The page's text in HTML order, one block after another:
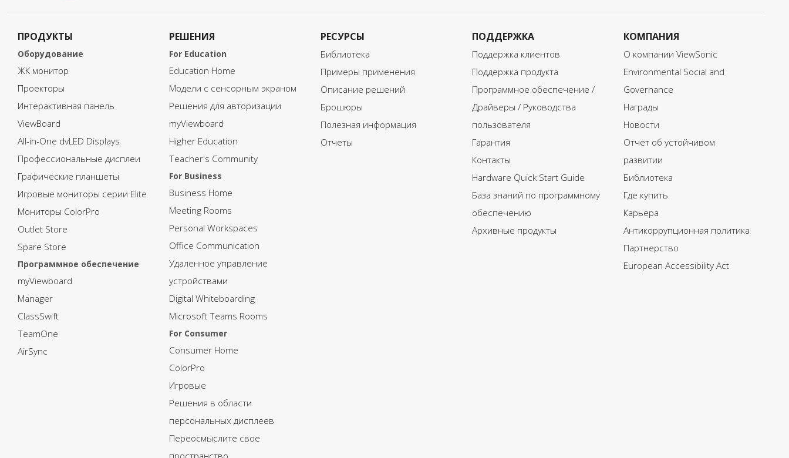
ПРОДУКТЫ
Оборудование
ЖК монитор
Проекторы
Интерактивная панель
ViewBoard
All-in-One dvLED Displays
Профессиональные дисплеи
Графические планшеты
Игровые мониторы серии Elite
Мониторы ColorPro
Outlet Store
Spare Store
Программное обеспечение
myViewboard
Manager
ClassSwift
TeamOne
AirSync
РЕШЕНИЯ
For Education
Education Home
Модели с сенсорным экраном
Решения для авторизации
myViewboard
Higher Education
Teacher's Community
For Business
Business Home
Meeting Rooms
Personal Workspaces
Office Communication
Удаленное управление
устройствами
Digital Whiteboarding
Microsoft Teams Rooms
For Consumer
Consumer Home
ColorPro
Игровые
Решения в области
персональных дисплеев
Переосмыслите свое
РЕСУРСЫ
Библиотека
Примеры применения
Описание решений
Брошюры
Полезная информация
Отчеты
ПОДДЕРЖКА
Поддержка клиентов
Поддержка продукта
Программное обеспечение /
Драйверы / Руководства
пользователя
Гарантия
Контакты
Hardware Quick Start Guide
База знаний по программному
обеспечению
Архивные продукты
КОМПАНИЯ
О компании ViewSonic
Environmental Social and
Governance
Награды
Новости
Отчет об устойчивом
развитии
Библиотека
Где купить
Карьера
Антикоррупционная политика
Партнерство
European Accessibility Act